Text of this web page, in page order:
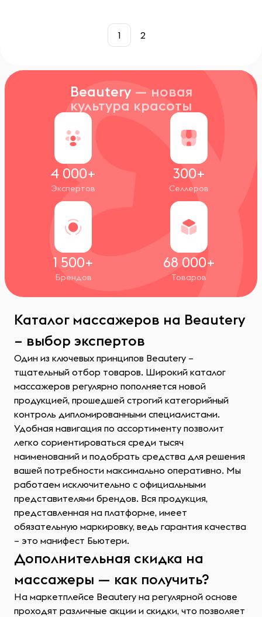
1 2
Beautery — новая
культура красоты
4 000+
Экспертов
300+
Селлеров
1 500+
Брендов
68 000+
Товаров
Каталог массажеров на Beautery
– выбор экспертов
Один из ключевых принципов Beautery –
тщательный отбор товаров. Широкий каталог
массажеров регулярно пополняется новой
продукцией, прошедшей строгий категорийный
контроль дипломированными специалистами.
Удобная навигация по ассортименту позволит
легко сориентироваться среди тысяч
наименований и подобрать средства для решения
вашей потребности максимально оперативно. Мы
работаем исключительно с официальными
представителями брендов. Вся продукция,
представленная на платформе, имеет
обязательную маркировку, ведь гарантия качества
– это манифест Бьютери.
Дополнительная скидка на
массажеры — как получить?
На маркетплейсе Beautery на регулярной основе
проходят различные акции и скидки, что позволяет